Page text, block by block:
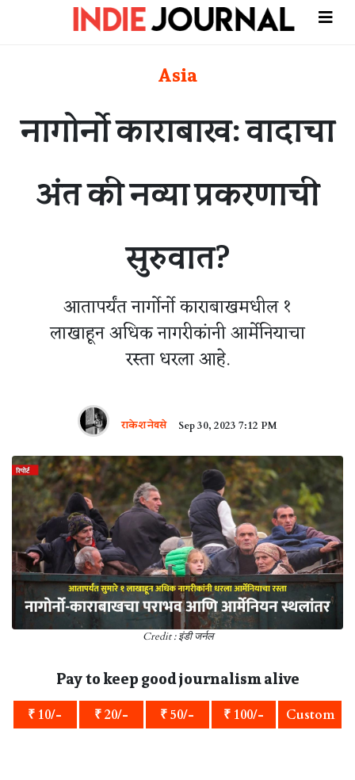
Asia
नागोर्नो काराबाख: वादाचा
अंत की नव्या प्रकरणाची
सुरुवात?
आतापर्यंत नार्गोर्नो काराबाखमधील १
लाखाहून अधिक नागरीकांनी आर्मेनियाचा
रस्ता धरला आहे.
राकेश नेवसे Sep 30, 2023 7:12 PM
Credit : इंडी जर्नल
Pay to keep good journalism alive
₹ 10/- ₹ 20/- ₹ 50/- ₹ 100/- Custom